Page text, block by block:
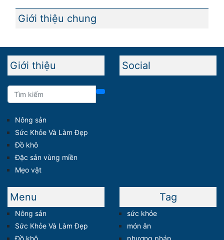
Giới thiệu chung
Giới thiệu
Nông sản
Sức Khỏe Và Làm Đẹp
Đồ khô
Đặc sản vùng miền
Mẹo vặt
Social
Menu
Nông sản
Sức Khỏe Và Làm Đẹp
Đồ khô
Tag
sức khỏe
món ăn
phương pháp